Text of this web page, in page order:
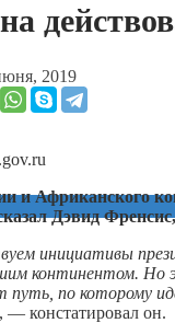
2019
и Африканского
Дэвид
инициативы
континентом.
по которому
— констатировал он.